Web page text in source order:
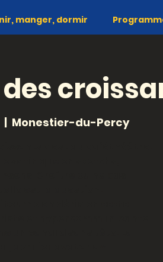
manger, dormir
|
Monestier-du-Percy